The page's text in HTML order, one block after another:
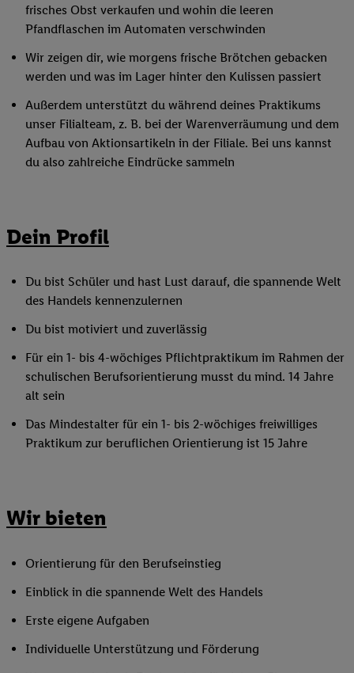
frisches Obst verkaufen und wohin die leeren
Pfandflaschen im Automaten verschwinden
Wir zeigen dir, wie morgens frische Brötchen gebacken
werden und was im Lager hinter den Kulissen passiert
Außerdem unterstützt du während deines Praktikums
unser Filialteam, z. B. bei der Warenverräumung und dem
Aufbau von Aktionsartikeln in der Filiale. Bei uns kannst
du also zahlreiche Eindrücke sammeln
Dein Profil
Du bist Schüler und hast Lust darauf, die spannende Welt
des Handels kennenzulernen
Du bist motiviert und zuverlässig
Für ein 1- bis 4-wöchiges Pflichtpraktikum im Rahmen der
schulischen Berufsorientierung musst du mind. 14 Jahre
alt sein
Das Mindestalter für ein 1- bis 2-wöchiges freiwilliges
Praktikum zur beruflichen Orientierung ist 15 Jahre
Wir bieten
Orientierung für den Berufseinstieg
Einblick in die spannende Welt des Handels
Erste eigene Aufgaben
Individuelle Unterstützung und Förderung